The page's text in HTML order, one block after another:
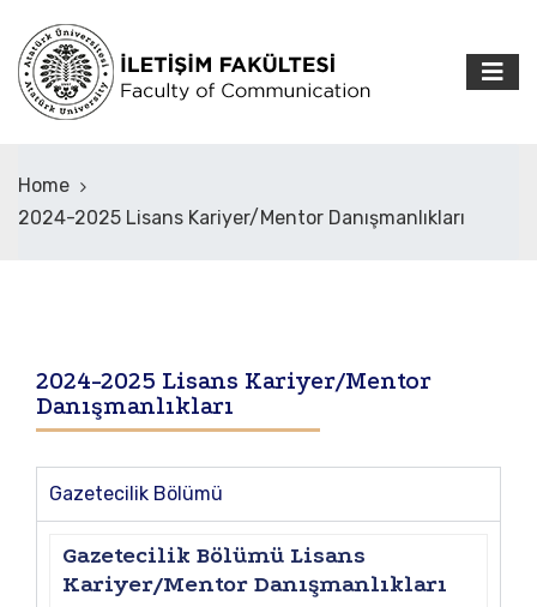
Home
2024-2025 Lisans Kariyer/Mentor Danışmanlıkları
2024-2025 Lisans Kariyer/Mentor
Danışmanlıkları
Gazetecilik Bölümü
Gazetecilik Bölümü Lisans
Kariyer/Mentor Danışmanlıkları